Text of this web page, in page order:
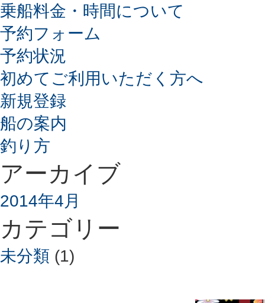
乗船料金・時間について
予約フォーム
予約状況
初めてご利用いただく方へ
新規登録
船の案内
釣り方
アーカイブ
2014年4月
カテゴリー
未分類 (1)